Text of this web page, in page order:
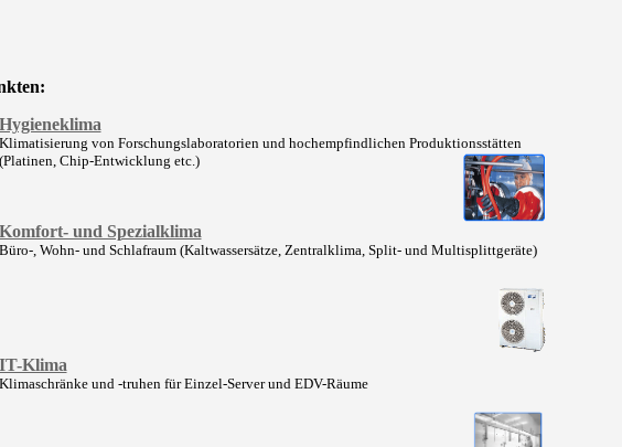
Hygieneklima
Klimatisierung von Forschungslaboratorien und hochempfindlichen Produktionsstätten
(Platinen, Chip-Entwicklung etc.)
Komfort- und Spezialklima
Büro-, Wohn- und Schlafraum (Kaltwassersätze, Zentralklima, Split- und Multisplittgeräte)
IT-Klima
Klimaschränke und -truhen für Einzel-Server und EDV-Räume